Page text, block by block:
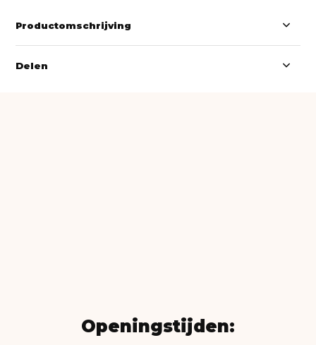
Productomschrijving
Delen
Openingstijden: